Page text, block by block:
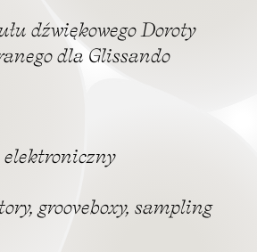
dźwię­ko­we­go Doro­ty
dla Glissando
elektroniczny
gro­ove­bo­xy, sampling